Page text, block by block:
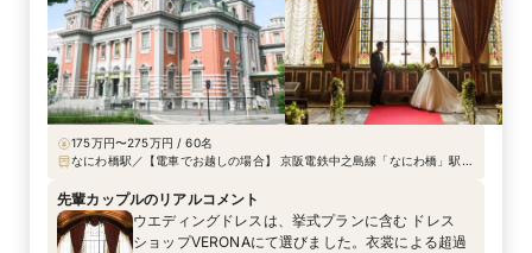
175万円〜275万円 / 60名
なにわ橋駅／【電車でお越しの場合】 京阪電鉄中之島線「なにわ橋」駅下
から徒歩約5分 京阪電鉄「淀屋橋」駅下車 徒歩約5分 【バスでお越しの場
合】 市バス「淀屋橋(市役所前)」下車 徒歩約5分《大阪駅88系》
先輩カップルのリアルコメント
ウエディングドレスは、挙式プランに含む ドレス
ショップVERONAにて選びました。衣裳による超過